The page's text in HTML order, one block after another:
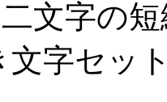
文字の
文字セッ